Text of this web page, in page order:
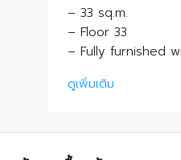
– 33 sq.m.
– Floor 33
– Fully furnished
ดูเพิ่มเติม